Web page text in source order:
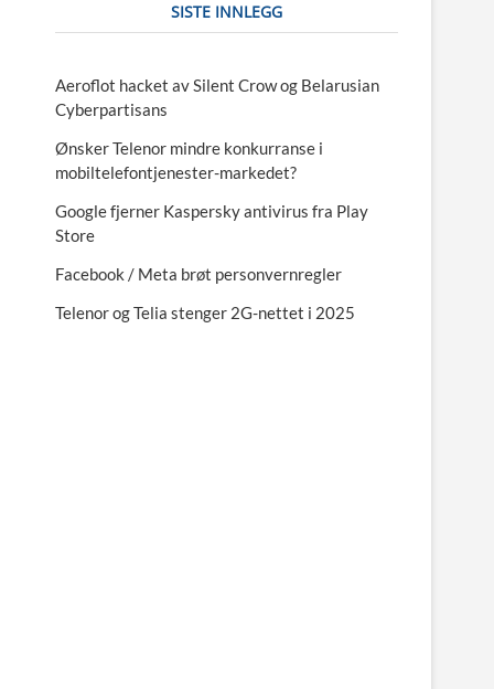
SISTE INNLEGG
Aeroflot hacket av Silent Crow og Belarusian
Cyberpartisans
Ønsker Telenor mindre konkurranse i
mobiltelefontjenester-markedet?
Google fjerner Kaspersky antivirus fra Play
Store
Facebook / Meta brøt personvernregler
Telenor og Telia stenger 2G-nettet i 2025